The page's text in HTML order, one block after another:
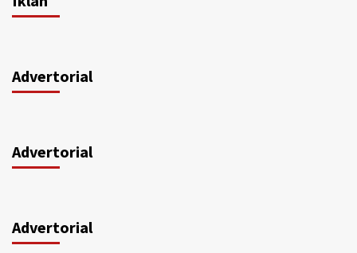
Advertorial
Advertorial
Advertorial